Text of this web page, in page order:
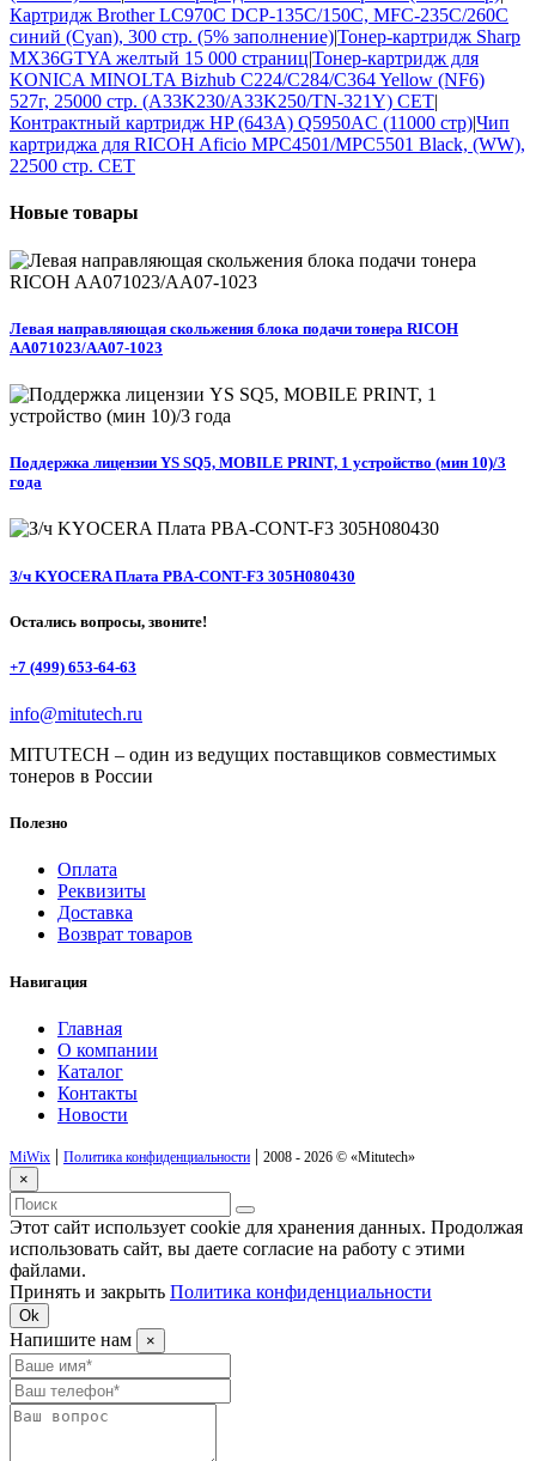
Картридж Brother LC970C DCP-135C/150C, MFC-235C/260С
синий (Cyan), 300 стр. (5% заполнение)|Тонер-картридж Sharp
MX36GTYA желтый 15 000 страниц|Тонер-картридж для
KONICA MINOLTA Bizhub C224/C284/C364 Yellow (NF6)
527г, 25000 стр. (A33K230/A33K250/TN-321Y) CET|
Контрактный картридж HP (643A) Q5950AC (11000 стр)|Чип
картриджа для RICOH Aficio MPC4501/MPC5501 Black, (WW),
22500 стр. CET
Новые товары
Левая направляющая скольжения блока подачи тонера RICOH
AA071023/AA07-1023
Поддержка лицензии YS SQ5, MOBILE PRINT, 1 устройство (мин 10)/3
года
З/ч KYOCERA Плата PBA-CONT-F3 305H080430
Остались вопросы, звоните!
+7 (499) 653-64-63
info@mitutech.ru
MITUTECH – один из ведущих поставщиков совместимых
тонеров в России
Полезно
Оплата
Реквизиты
Доставка
Возврат товаров
Навигация
Главная
О компании
Каталог
Контакты
Новости
MiWix | Политика конфиденциальности | 2008 - 2026 © «Mitutech»
×
Этот сайт использует cookie для хранения данных. Продолжая
использовать сайт, вы даете согласие на работу с этими
файлами.
Принять и закрыть Политика конфиденциальности
Ok
Напишите нам ×